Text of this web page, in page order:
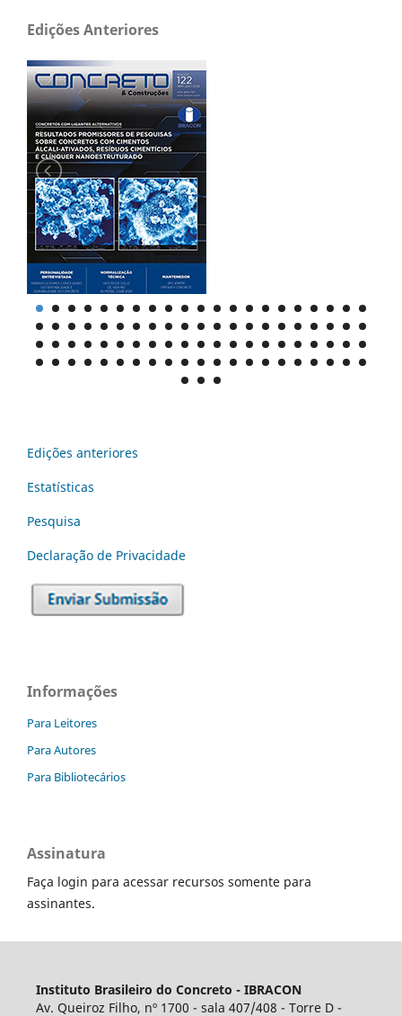
Edições Anteriores
Edições anteriores
Estatísticas
Pesquisa
Declaraç˜ão de Privacidade
Informações
Para Leitores
Para Autores
Para Bibliotecários
Assinatura
Faça login para acessar recursos somente para
assinantes.
Instituto Brasileiro do Concreto - IBRACON
Av. Queiroz Filho, nº 1700 - sala 407/408 - Torre D -